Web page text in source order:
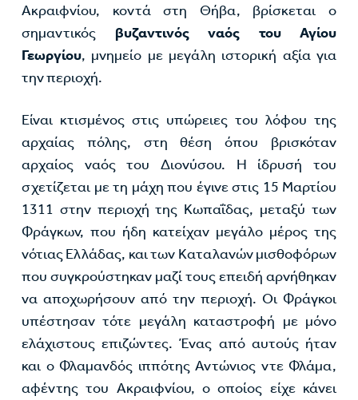
Ακραιφνίου, κοντά στη Θήβα, βρίσκεται ο
σημαντικός βυζαντινός ναός του Αγίου
Γεωργίου, μνημείο με μεγάλη ιστορική αξία για
την περιοχή.
Είναι κτισμένος στις υπώρειες του λόφου της
αρχαίας πόλης, στη θέση όπου βρισκόταν
αρχαίος ναός του Διονύσου. Η ίδρυσή του
σχετίζεται με τη μάχη που έγινε στις 15 Μαρτίου
1311 στην περιοχή της Κωπαΐδας, μεταξύ των
Φράγκων, που ήδη κατείχαν μεγάλο μέρος της
νότιας Ελλάδας, και των Καταλανών μισθοφόρων
που συγκρούστηκαν μαζί τους επειδή αρνήθηκαν
να αποχωρήσουν από την περιοχή. Οι Φράγκοι
υπέστησαν τότε μεγάλη καταστροφή με μόνο
ελάχιστους επιζώντες. Ένας από αυτούς ήταν
και ο Φλαμανδός ιππότης Αντώνιος ντε Φλάμα,
αφέντης του Ακραιφνίου, ο οποίος είχε κάνει